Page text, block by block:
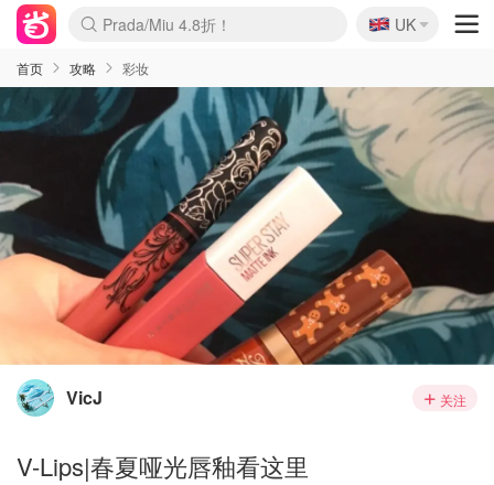
麦卢卡蜂蜜夏促！个位数！
Prada/Miu 4.8折！
啥？必胜客披萨5折！
🇬🇧
UK
首页 攻略 彩妆
VicJ 关注
V-Lips|春夏哑光唇釉看这里